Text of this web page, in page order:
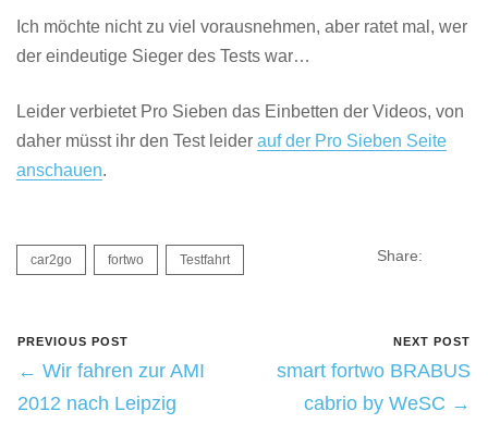
Ich möchte nicht zu viel vorausnehmen, aber ratet mal, wer
der eindeutige Sieger des Tests war…
Leider verbietet Pro Sieben das Einbetten der Videos, von
daher müsst ihr den Test leider auf der Pro Sieben Seite
anschauen.
car2go fortwo Testfahrt Share:
PREVIOUS POST
← Wir fahren zur AMI
2012 nach Leipzig
NEXT POST
smart fortwo BRABUS
cabrio by WeSC →